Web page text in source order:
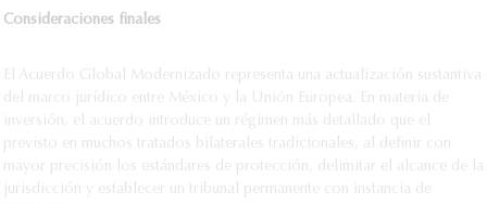
Consideraciones finales
El Acuerdo Global Modernizado representa una actualización sustantiva
del marco jurídico entre México y la Unión Europea. En materia de
inversión, el acuerdo introduce un régimen más detallado que el
previsto en muchos tratados bilaterales tradicionales, al definir con
mayor precisión los estándares de protección, delimitar el alcance de la
jurisdicción y establecer un tribunal permanente con instancia de